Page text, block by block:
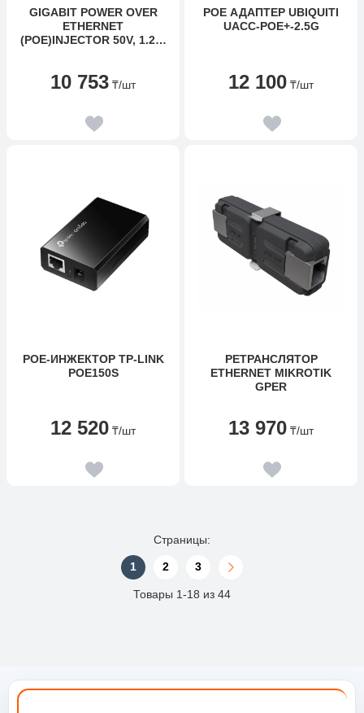
GIGABIT POWER OVER
ETHERNET
(POE)INJECTOR 50V, 1.2A,
00022). POWER CORD
10 753 ₸/шт
POE АДАПТЕР UBIQUITI
UACC-POE+-2.5G
12 100 ₸/шт
POE-ИНЖЕКТОР TP-LINK
POE150S
12 520 ₸/шт
РЕТРАНСЛЯТОР
ETHERNET MIKROTIK
GPER
13 970 ₸/шт
Страницы:
1 2 3
Товары 1-18 из 44